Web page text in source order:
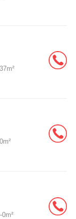
有不同，工
这些楼层因
楼是否临街
8~12楼为汽
推荐。 如果
层，心情好
吹吹小风、
话顶层打死
其它佳就是
便，还有就是